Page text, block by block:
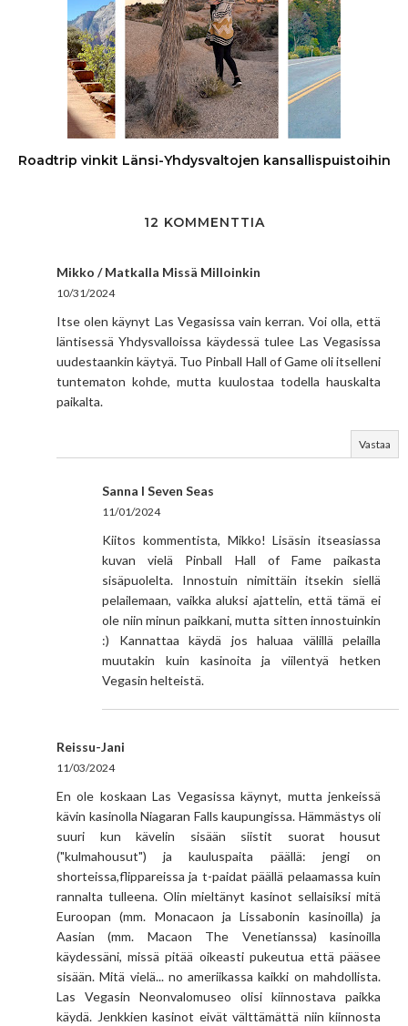
Roadtrip vinkit Länsi-Yhdysvaltojen kansallispuistoihin​
12 KOMMENTTIA
Mikko / Matkalla Missä Milloinkin
10/31/2024
Itse olen käynyt Las Vegasissa vain kerran. Voi olla, että
läntisessä Yhdysvalloissa käydessä tulee Las Vegasissa
uudestaankin käytyä. Tuo Pinball Hall of Game oli itselleni
tuntematon kohde, mutta kuulostaa todella hauskalta
paikalta.
Vastaa
Sanna I Seven Seas
11/01/2024
Kiitos kommentista, Mikko! Lisäsin itseasiassa
kuvan vielä Pinball Hall of Fame paikasta
sisäpuolelta. Innostuin nimittäin itsekin siellä
pelailemaan, vaikka aluksi ajattelin, että tämä ei
ole niin minun paikkani, mutta sitten innostuinkin
:) Kannattaa käydä jos haluaa välillä pelailla
muutakin kuin kasinoita ja viilentyä hetken
Vegasin helteistä.
Reissu-Jani
11/03/2024
En ole koskaan Las Vegasissa käynyt, mutta jenkeissä
kävin kasinolla Niagaran Falls kaupungissa. Hämmästys oli
suuri kun kävelin sisään siistit suorat housut
("kulmahousut") ja kauluspaita päällä: jengi on
shorteissa,flippareissa ja t-paidat päällä pelaamassa kuin
rannalta tulleena. Olin mieltänyt kasinot sellaisiksi mitä
Euroopan (mm. Monacaon ja Lissabonin kasinoilla) ja
Aasian (mm. Macaon The Venetianssa) kasinoilla
käydessäni, missä pitää oikeasti pukeutua että pääsee
sisään. Mitä vielä... no ameriikassa kaikki on mahdollista.
Las Vegasin Neonvalomuseo olisi kiinnostava paikka
käydä. Jenkkien kasinot eivät välttämättä niin kiinnosta